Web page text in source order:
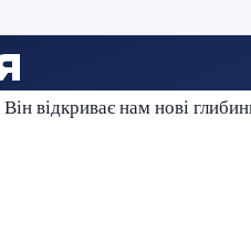
відкриває нам нові